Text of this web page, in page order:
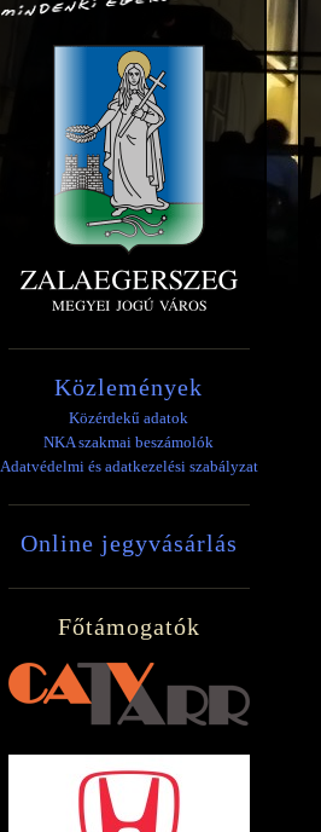
Közlemények
Közérdekű adatok
NKA szakmai beszámolók
Adatvédelmi és adatkezelési szabályzat
Online jegyvásárlás
Főtámogatók